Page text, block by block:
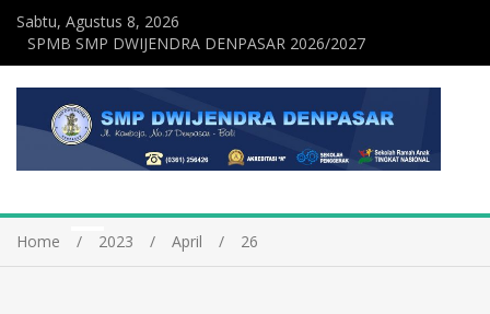
Sabtu, Agustus 8, 2026
SPMB SMP DWIJENDRA DENPASAR 2026/2027
Home 2023 April 26